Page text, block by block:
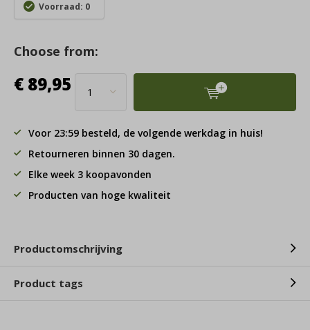
Voorraad: 0
Choose from:
€ 89,95
Voor 23:59 besteld, de volgende werkdag in huis!
Retourneren binnen 30 dagen.
Elke week 3 koopavonden
Producten van hoge kwaliteit
Productomschrijving
Product tags